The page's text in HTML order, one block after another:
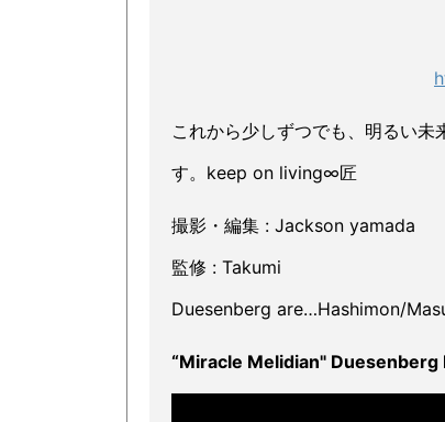
これから少しずつでも、明るい未
す。keep on living∞匠
撮影・編集 : Jackson yamada
監修 : Takumi
Duesenberg are…Hashimon/
“Miracle Melidian"